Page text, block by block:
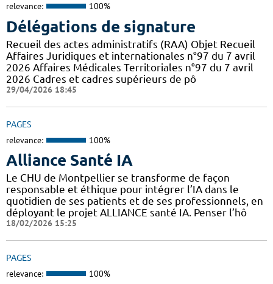
relevance: 100%
Délégations de signature
Recueil des actes administratifs (RAA) Objet Recueil
Affaires Juridiques et internationales n°97 du 7 avril
2026 Affaires Médicales Territoriales n°97 du 7 avril
2026 Cadres et cadres supérieurs de pô
29/04/2026 18:45
PAGES
relevance: 100%
Alliance Santé IA
Le CHU de Montpellier se transforme de façon
responsable et éthique pour intégrer l’IA dans le
quotidien de ses patients et de ses professionnels, en
déployant le projet ALLIANCE santé IA. Penser l’hô
18/02/2026 15:25
PAGES
relevance: 100%